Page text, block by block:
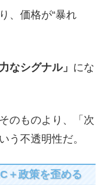
、価格が“暴れ
なシグナル」 にな
のものより、「次
う不透明性だ。
＋政策を歪める